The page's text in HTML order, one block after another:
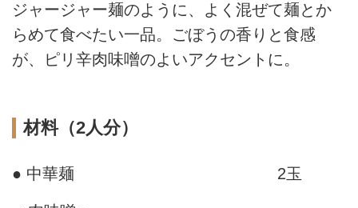
ジャージャー麺のように、よく混ぜて麺とか
らめて食べたい一品。ごぼうの香りと食感
が、ピリ辛肉味噌のよいアクセントに。
材料（2人分）
● 中華麺 2玉